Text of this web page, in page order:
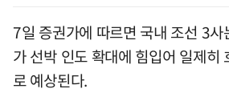
7일 증권가에 따르면 국내 조선 3
가 선박 인도 확대에 힘입어 일제히
로 예상된다.